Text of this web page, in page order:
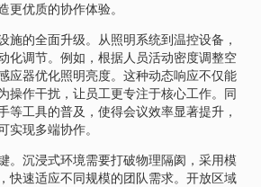
更优质的协作体验。
施的全面升级。从照明系统到温控设备，
化调节。例如，根据人员活动密度调整空
应器优化照明亮度。这种动态响应不仅能
操作干扰，让员工更专注于核心工作。同
等工具的普及，使得会议效率显著提升，
实现多端协作。
。沉浸式环境需要打破物理隔阂，采用模
快速适应不同规模的团队需求。开放区域